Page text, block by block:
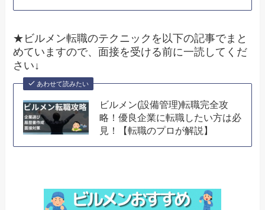
★ビルメン転職のテクニックを以下の記事でまと
めていますので、面接を受ける前に一読してくだ
さい↓
あわせて読みたい
ビルメン(設備管理)転職完全攻
略！優良企業に転職したい方は必
見！【転職のプロが解説】